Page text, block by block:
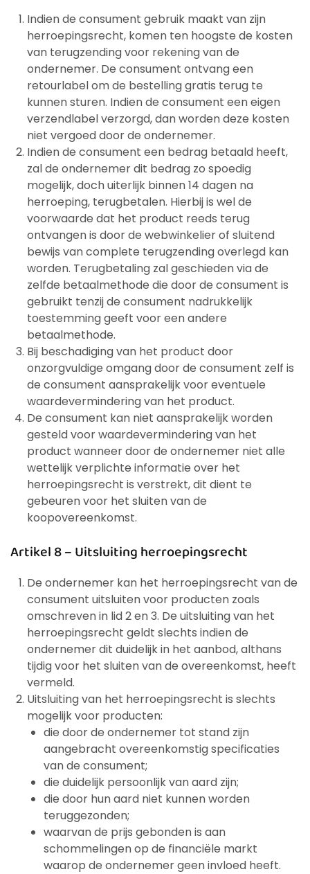
Indien de consument gebruik maakt van zijn
herroepingsrecht, komen ten hoogste de kosten
van terugzending voor rekening van de
ondernemer. De consument ontvang een
retourlabel om de bestelling gratis terug te
kunnen sturen. Indien de consument een eigen
verzendlabel verzorgd, dan worden deze kosten
niet vergoed door de ondernemer.
Indien de consument een bedrag betaald heeft,
zal de ondernemer dit bedrag zo spoedig
mogelijk, doch uiterlijk binnen 14 dagen na
herroeping, terugbetalen. Hierbij is wel de
voorwaarde dat het product reeds terug
ontvangen is door de webwinkelier of sluitend
bewijs van complete terugzending overlegd kan
worden. Terugbetaling zal geschieden via de
zelfde betaalmethode die door de consument is
gebruikt tenzij de consument nadrukkelijk
toestemming geeft voor een andere
betaalmethode.
Bij beschadiging van het product door
onzorgvuldige omgang door de consument zelf is
de consument aansprakelijk voor eventuele
waardevermindering van het product.
De consument kan niet aansprakelijk worden
gesteld voor waardevermindering van het
product wanneer door de ondernemer niet alle
wettelijk verplichte informatie over het
herroepingsrecht is verstrekt, dit dient te
gebeuren voor het sluiten van de
koopovereenkomst.
Artikel 8 – Uitsluiting herroepingsrecht
De ondernemer kan het herroepingsrecht van de
consument uitsluiten voor producten zoals
omschreven in lid 2 en 3. De uitsluiting van het
herroepingsrecht geldt slechts indien de
ondernemer dit duidelijk in het aanbod, althans
tijdig voor het sluiten van de overeenkomst, heeft
vermeld.
Uitsluiting van het herroepingsrecht is slechts
mogelijk voor producten:
die door de ondernemer tot stand zijn
aangebracht overeenkomstig specificaties
van de consument;
die duidelijk persoonlijk van aard zijn;
die door hun aard niet kunnen worden
teruggezonden;
waarvan de prijs gebonden is aan
schommelingen op de financiële markt
waarop de ondernemer geen invloed heeft.